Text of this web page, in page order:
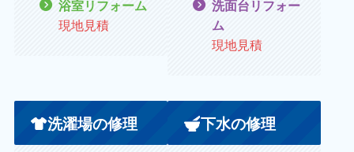
浴室リフォーム
現地見積
洗面台リフォー
ム
現地見積
洗濯場の修理 下水の修理